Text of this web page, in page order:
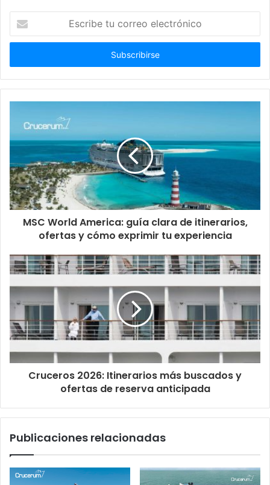
correo
MSC World America: guía clara de itinerarios,
ofertas y cómo exprimir tu experiencia
Cruceros 2026: Itinerarios más buscados y
ofertas de reserva anticipada
Publicaciones relacionadas